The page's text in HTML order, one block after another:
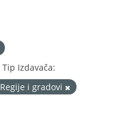
Tip Izdavača:
Regije i gradovi